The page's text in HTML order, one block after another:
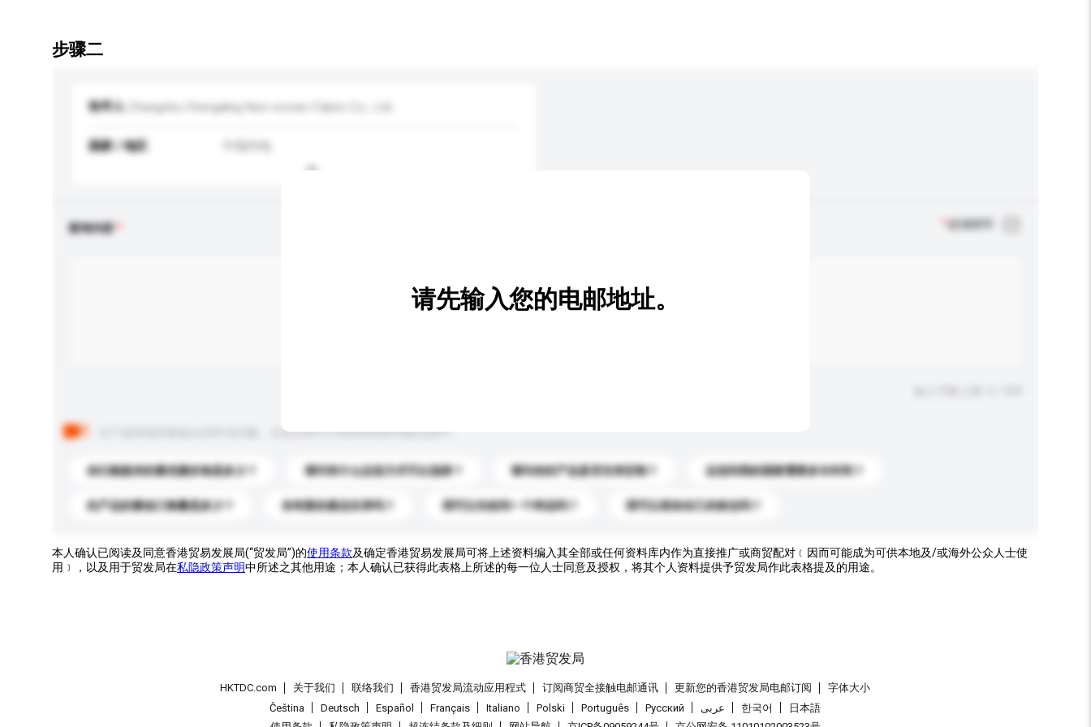
步骤二
收件人 Changshu Chengding Non-woven Fabric Co., Ltd.
国家 / 地区
查询内容 必须填写
以下是其他买家提出的常见问题。点击以将它们添加到你的询盘信息中。
你们能提供的最优惠价格是多少？ 请问有什么运送方式可以选择？ 请问你的产品是否支持定制？ 运送到我的国家需要多长时间？
此产品的最低订购量是多少？ 你有新的產品目录吗？ 我可以先收到一个样品吗？ 我可以添加自己的标志吗？
请先输入您的电邮地址。
本人确认已阅读及同意香港贸易发展局(“贸发局”)的使用条款及确定香港贸易发展局可将上述资料编入其全部或任何资料库内作为直接推广或商贸配对﹝因而可能成为可供本地及/或海外公众人士使
用﹞，以及用于贸发局在私隐政策声明中所述之其他用途；本人确认已获得此表格上所述的每一位人士同意及授权，将其个人资料提供予贸发局作此表格提及的用途。
HKTDC.com 关于我们 联络我们 香港贸发局流动应用程式 订阅商贸全接触电邮通讯 更新您的香港贸发局电邮订阅
字体大小
Čeština
Deutsch Español Français Italiano Polski Português Pусский عربى 한국어
日本語